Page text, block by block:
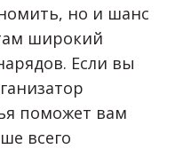
но и шанс
широкий
Если вы
поможет вам
всего